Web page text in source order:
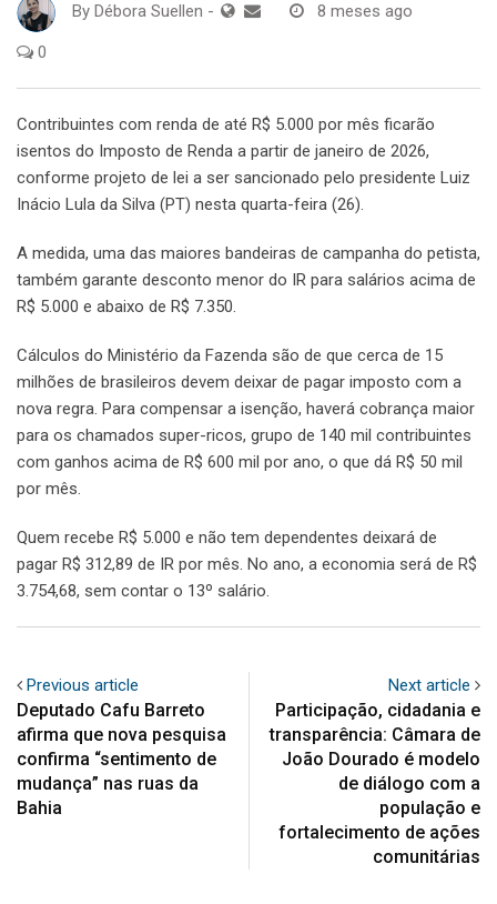
By Débora Suellen - 8 meses ago
0
Contribuintes com renda de até R$ 5.000 por mês ficarão
isentos do Imposto de Renda a partir de janeiro de 2026,
conforme projeto de lei a ser sancionado pelo presidente Luiz
Inácio Lula da Silva (PT) nesta quarta-feira (26).
A medida, uma das maiores bandeiras de campanha do petista,
também garante desconto menor do IR para salários acima de
R$ 5.000 e abaixo de R$ 7.350.
Cálculos do Ministério da Fazenda são de que cerca de 15
milhões de brasileiros devem deixar de pagar imposto com a
nova regra. Para compensar a isenção, haverá cobrança maior
para os chamados super-ricos, grupo de 140 mil contribuintes
com ganhos acima de R$ 600 mil por ano, o que dá R$ 50 mil
por mês.
Quem recebe R$ 5.000 e não tem dependentes deixará de
pagar R$ 312,89 de IR por mês. No ano, a economia será de R$
3.754,68, sem contar o 13º salário.
Previous article
Deputado Cafu Barreto
afirma que nova pesquisa
confirma “sentimento de
mudança” nas ruas da
Bahia
Next article
Participação, cidadania e
transparência: Câmara de
João Dourado é modelo
de diálogo com a
população e
fortalecimento de ações
comunitárias